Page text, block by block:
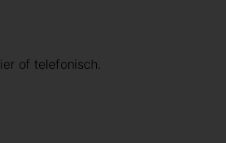
of telefonisch.